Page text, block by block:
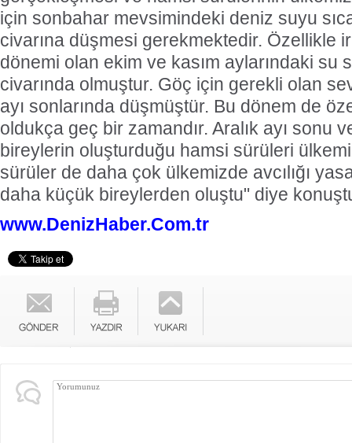
için sonbahar mevsimindeki deniz suyu
civarına düşmesi gerekmektedir. Özellikle
dönemi olan ekim ve kasım aylarındaki su
civarında olmuştur. Göç için gerekli olan
ayı sonlarında düşmüştür. Bu dönem de
oldukça geç bir zamandır. Aralık ayı sonu
bireylerin oluşturduğu hamsi sürüleri
sürüler de daha çok ülkemizde avcılığı
daha küçük bireylerden oluştu" diye
www.DenizHaber.Com.tr